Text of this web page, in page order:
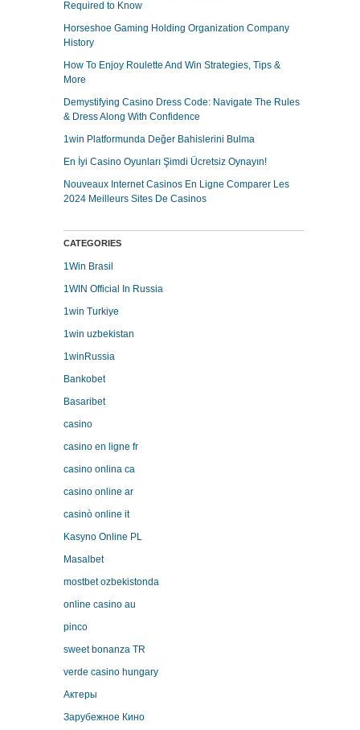
Required to Know
Horseshoe Gaming Holding Organization Company
History
How To Enjoy Roulette And Win Strategies, Tips &
More
Demystifying Casino Dress Code: Navigate The Rules
& Dress Along With Confidence
1win Platformunda Değer Bahislerini Bulma
En İyi Casino Oyunları Şimdi Ücretsiz Oynayın!
Nouveaux Internet Casinos En Ligne Comparer Les
2024 Meilleurs Sites De Casinos
CATEGORIES
1Win Brasil
1WIN Official In Russia
1win Turkiye
1win uzbekistan
1winRussia
Bankobet
Basaribet
casino
casino en ligne fr
casino onlina ca
casino online ar
casinò online it
Kasyno Online PL
Masalbet
mostbet ozbekistonda
online casino au
pinco
sweet bonanza TR
verde casino hungary
Актеры
Зарубежное Кино